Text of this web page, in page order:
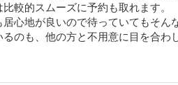
較的スムーズに予約も取れます。
居心地が良いので待っていてもそ
のも、他の方と不用意に目を合わ